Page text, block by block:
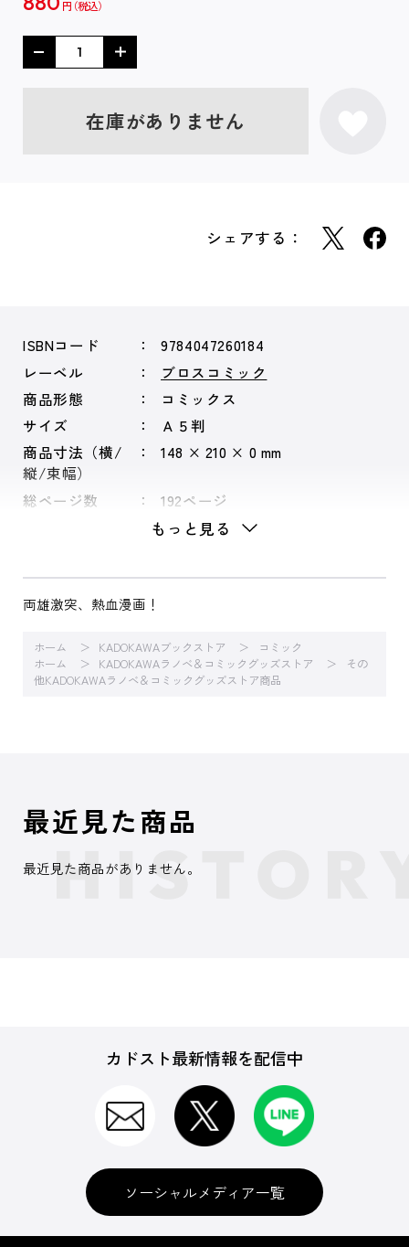
円
在庫がありません
シェアする：
ISBNコード
9784047260184
レーベル
ブロスコミック
商品形態
コミックス
サイズ
Ａ５判
商品寸法（横/
縦/束幅）
148 × 210 × 0 mm
総ページ数 192ページ
もっと見る
両雄激突、熱血漫画！
ホーム KADOKAWAブックストア
コミック
ホーム
KADOKAWAラノベ＆コミックグッズストア
その
他KADOKAWAラノベ＆コミックグッズストア商品
最近見た商品
最近見た商品がありません。
カドスト最新情報を配信中
ソーシャルメディア一覧